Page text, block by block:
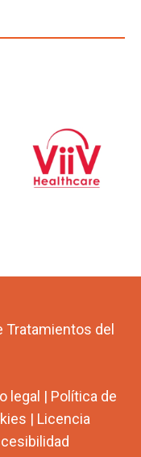
Tratamientos del
legal | Política de
| Licencia